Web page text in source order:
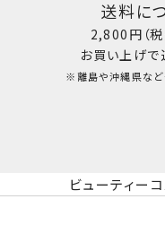
送料に
2,800円（
お買い上げで
※離島や沖縄県など
ビューティー